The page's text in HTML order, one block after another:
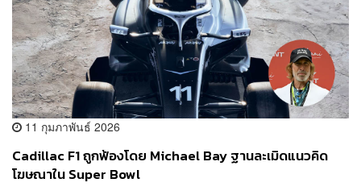
11 กุมภาพันธ์ 2026
Cadillac F1 ถูกฟ้องโดย Michael Bay ฐานละเมิดแนวคิด
โฆษณาใน Super Bowl